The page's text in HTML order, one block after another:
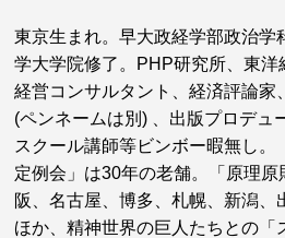
東京生まれ。早大政経学部政治学
学大学院修了。PHP研究所、東洋
経営コンサルタント、経済評論家
(ペンネームは別) 、出版プロデュ
スクール講師等ビンボー暇無し。
定例会」は30年の老舗。「原理
阪、名古屋、博多、札幌、新潟、
ほか、精神世界の巨人たちとの「